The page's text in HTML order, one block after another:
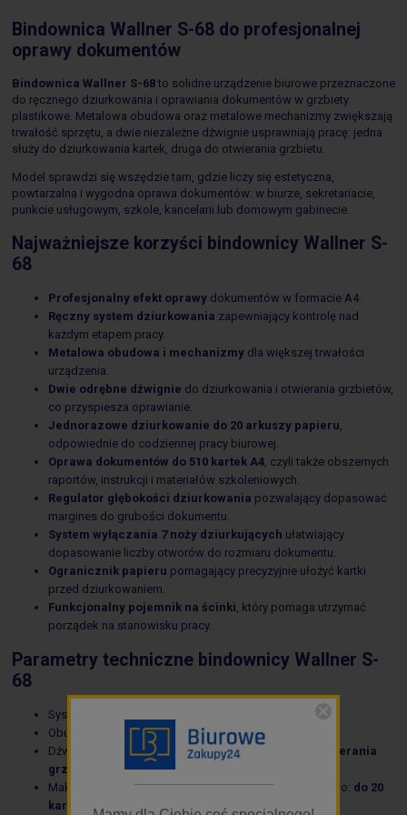
Bindownica Wallner S-68 do profesjonalnej
oprawy dokumentów
Bindownica Wallner S-68 to solidne urządzenie biurowe przeznaczone
do ręcznego dziurkowania i oprawiania dokumentów w grzbiety
plastikowe. Metalowa obudowa oraz metalowe mechanizmy zwiększają
trwałość sprzętu, a dwie niezależne dźwignie usprawniają pracę: jedna
służy do dziurkowania kartek, druga do otwierania grzbietu.
Model sprawdzi się wszędzie tam, gdzie liczy się estetyczna,
powtarzalna i wygodna oprawa dokumentów: w biurze, sekretariacie,
punkcie usługowym, szkole, kancelarii lub domowym gabinecie.
Najważniejsze korzyści bindownicy Wallner S-
68
Profesjonalny efekt oprawy dokumentów w formacie A4.
Ręczny system dziurkowania zapewniający kontrolę nad
każdym etapem pracy.
Metalowa obudowa i mechanizmy dla większej trwałości
urządzenia.
Dwie odrębne dźwignie do dziurkowania i otwierania grzbietów,
co przyspiesza oprawianie.
Jednorazowe dziurkowanie do 20 arkuszy papieru,
odpowiednie do codziennej pracy biurowej.
Oprawa dokumentów do 510 kartek A4, czyli także obszernych
raportów, instrukcji i materiałów szkoleniowych.
Regulator głębokości dziurkowania pozwalający dopasować
margines do grubości dokumentu.
System wyłączania 7 noży dziurkujących ułatwiający
dopasowanie liczby otworów do rozmiaru dokumentu.
Ogranicznik papieru pomagający precyzyjnie ułożyć kartki
przed dziurkowaniem.
Funkcjonalny pojemnik na ścinki, który pomaga utrzymać
porządek na stanowisku pracy.
Parametry techniczne bindownicy Wallner S-
68
System dziurkowania:
Obudowa oraz mechanizmy: metalowe
Dźwignie:
osobna do dziurkowania i osobna do otwierania
grzbietów
Maksymalna liczba dziurkowanych arkuszy jednorazowo: do 20
kartek